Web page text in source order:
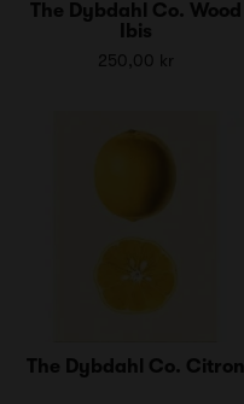
The Dybdahl Co. Wood
Ibis
250,00 kr
The Dybdahl Co. Citron